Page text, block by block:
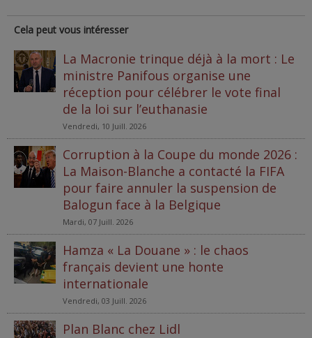
Cela peut vous intéresser
La Macronie trinque déjà à la mort : Le
ministre Panifous organise une
réception pour célébrer le vote final
de la loi sur l’euthanasie
Vendredi, 10 Juill. 2026
Corruption à la Coupe du monde 2026 :
La Maison-Blanche a contacté la FIFA
pour faire annuler la suspension de
Balogun face à la Belgique
Mardi, 07 Juill. 2026
Hamza « La Douane » : le chaos
français devient une honte
internationale
Vendredi, 03 Juill. 2026
Plan Blanc chez Lidl